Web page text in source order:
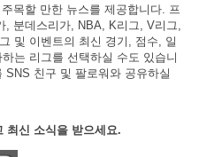
목할 만한 뉴스를 제공합니다. 프
, 분데스리가, NBA, K리그, V리그,
및 이벤트의 최신 경기, 점수, 일
는 리그를 선택하실 수도 있습니
친구 및 팔로워와 공유하실
최신 소식을 받으세요.